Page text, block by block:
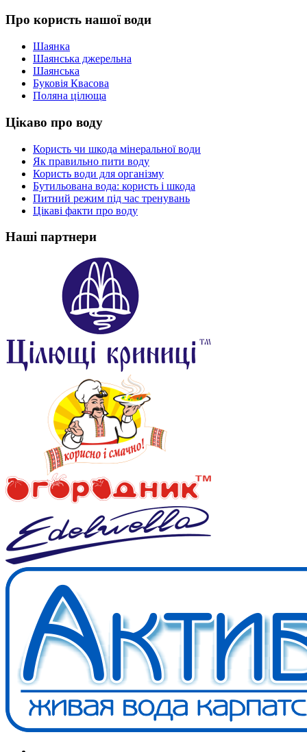
Про користь нашої води
Шаянка
Шаянська джерельна
Шаянська
Буковія Квасова
Поляна цілюща
Цікаво про воду
Користь чи шкода мінеральної води
Як правильно пити воду
Користь води для організму
Бутильована вода: користь і шкода
Питний режим під час тренувань
Цікаві факти про воду
Наші партнери